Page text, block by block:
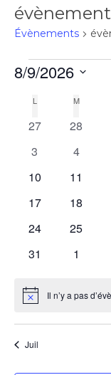
évènement
Évènements
8/9/2026
date.
de
L M
0
27
0
28
0
3
0
4
0
10
0
11
0
17
0
18
0
24
0
25
0
31
0
1
Notice Il n’y a pas
Juil